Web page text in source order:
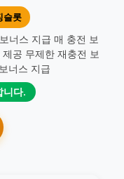
슬롯
너스 지급 매 충전 보
공 무제한 재충전 보
너스 지급
니다.